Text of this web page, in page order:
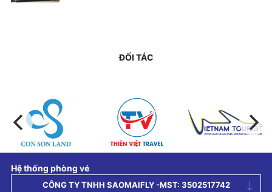
ĐỐI TÁC
Hệ thống phòng vé
CÔNG TY TNHH SAOMAIFLY -MST: 3502517742